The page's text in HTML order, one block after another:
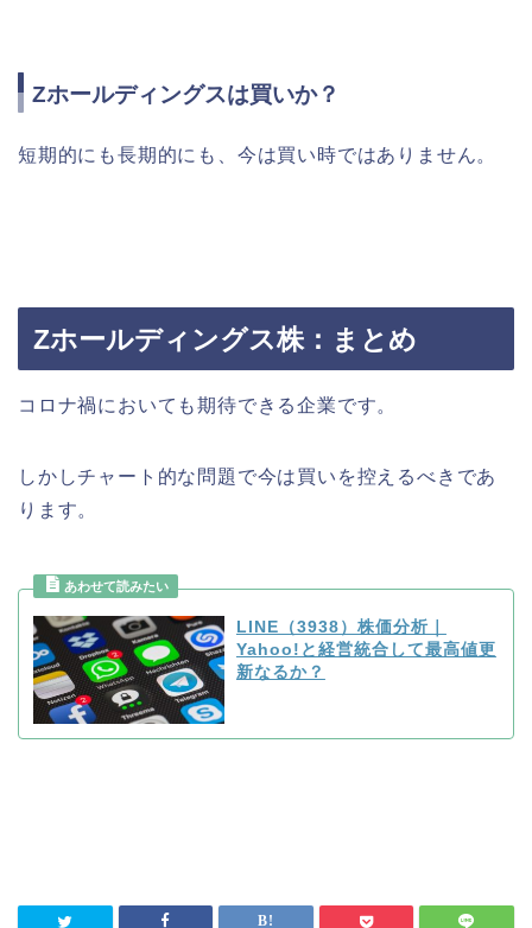
Zホールディングスは買いか？
短期的にも長期的にも、今は買い時ではありません。
Zホールディングス株：まとめ
コロナ禍においても期待できる企業です。
しかしチャート的な問題で今は買いを控えるべきであ
ります。
LINE（3938）株価分析｜
Yahoo!と経営統合して最高値更
新なるか？